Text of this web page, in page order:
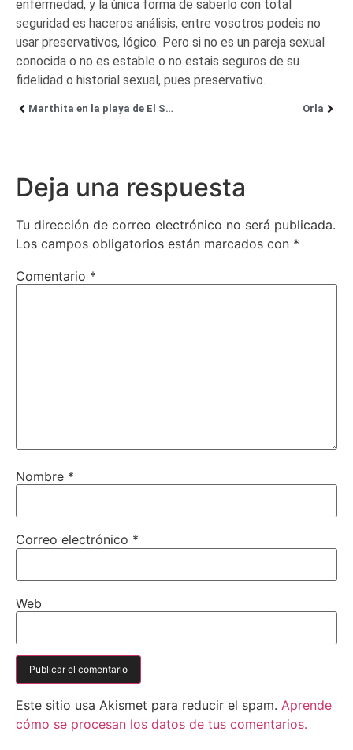
enfermedad, y la única forma de saberlo con total
seguridad es haceros análisis, entre vosotros podeis no
usar preservativos, lógico. Pero si no es un pareja sexual
conocida o no es estable o no estais seguros de su
fidelidad o historial sexual, pues preservativo.
Marthita en la playa de El Salón Orla
Deja una respuesta
Tu dirección de correo electrónico no será publicada.
Los campos obligatorios están marcados con *
Comentario *
Nombre *
Correo electrónico *
Web
Este sitio usa Akismet para reducir el spam. Aprende
cómo se procesan los datos de tus comentarios.